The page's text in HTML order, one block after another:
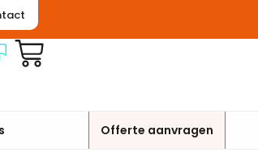
Offerte aanvragen